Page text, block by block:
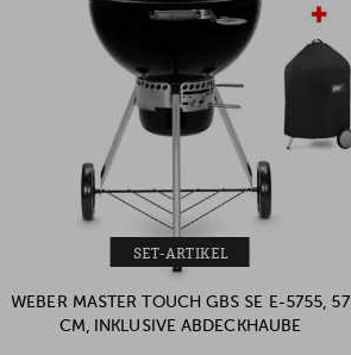
SET-ARTIKEL
WEBER MASTER TOUCH GBS SE E-5755, 57
CM, INKLUSIVE ABDECKHAUBE